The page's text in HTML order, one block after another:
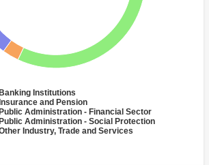
Institutions
and Pension
Administration - Financial Sector
Administration - Social Protection
Industry, Trade and Services